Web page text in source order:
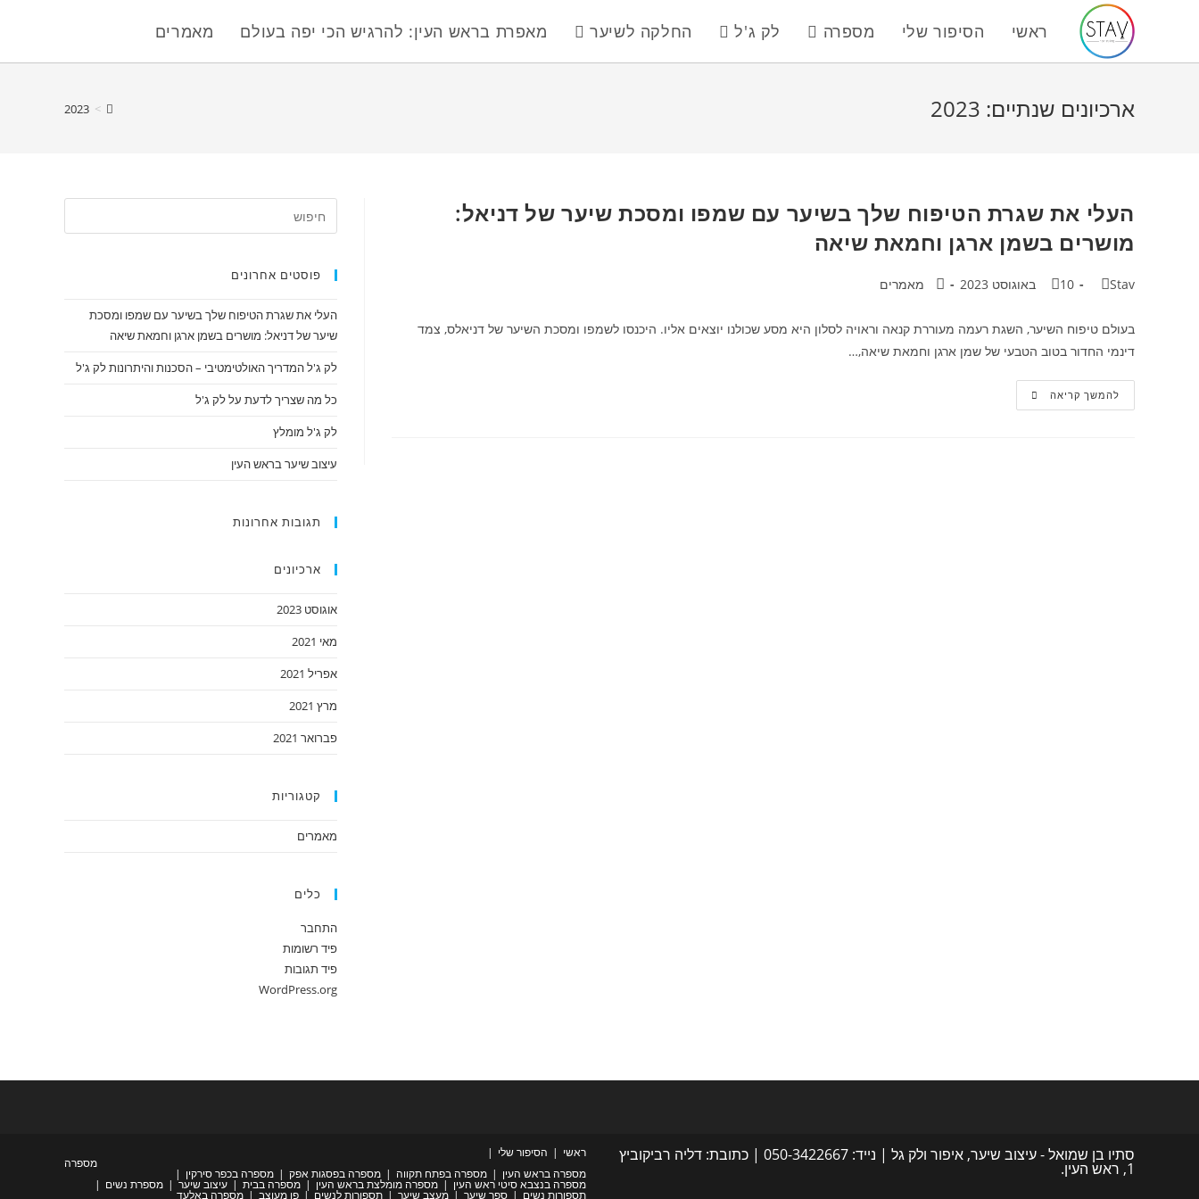
ראשי הסיפור שלי מספרה לק ג'ל החלקה לשיער מאפרת בראש העין: להרגיש הכי יפה בעולם מאמרים
ארכיונים שנתיים: 2023 >
2023
העלי את שגרת הטיפוח שלך בשיער עם שמפו ומסכת שיער של דניאל:
מושרים בשמן ארגן וחמאת שיאה
מחבר:
Stav פורסם:
10 באוגוסט 2023 קטגוריה:מאמרים
בעולם טיפוח השיער, השגת רעמה מעוררת קנאה וראויה לסלון היא מסע שכולנו יוצאים אליו. היכנסו לשמפו ומסכת השיער של דניאלס, צמד
דינמי החדור בטוב הטבעי של שמן ארגן וחמאת שיאה,…
להמשך קריאההעלי
את
פוסטים אחרונים
העלי את שגרת הטיפוח שלך בשיער עם שמפו ומסכת
שיער של דניאל: מושרים בשמן ארגן וחמאת שיאה
לק ג'ל המדריך האולטימטיבי – הסכנות והיתרונות לק ג'ל
כל מה שצריך לדעת על לק ג'ל
לק ג'ל מומלץ
עיצוב שיער בראש העין
תגובות אחרונות
ארכיונים
אוגוסט 2023
מאי 2021
אפריל 2021
מרץ 2021
פברואר 2021
קטגוריות
מאמרים
כלים
התחבר
פיד רשומות
פיד תגובות
WordPress.org
ראשי הסיפור שלי
מספרה
מספרה בראש העין מספרה בפתח תקווה מספרה בפסגות אפק מספרה בכפר סירקין
מספרה בנצבא סיטי ראש העין מספרה מומלצת בראש העין מספרה בבית עיצוב שיער מספרת נשים
תספורות נשים ספר שיער מעצב שיער תספורות לנשים פן מעוצב מספרה באלעד
סתיו בן שמואל - עיצוב שיער, איפור ולק גל | נייד: 050-3422667 | כתובת: דליה רביקוביץ
1, ראש העין.